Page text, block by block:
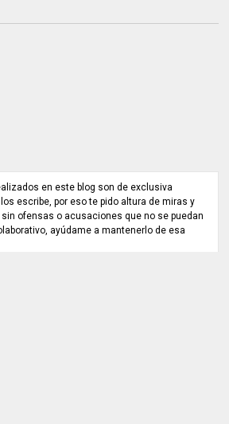
en este blog son de exclusiva
escribe, por eso te pido altura de miras y
ofensas o acusaciones que no se puedan
ayúdame a mantenerlo de esa